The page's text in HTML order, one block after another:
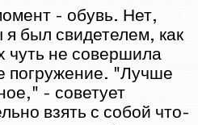
- обувь. Нет,
был свидетелем, как
чуть не совершила
погружение. "Лучше
- советует
взять с собой что-